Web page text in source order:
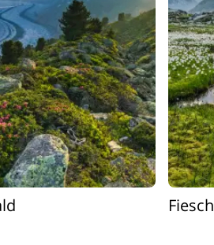
Fiesch